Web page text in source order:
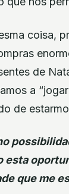
coisa,
de
a
de
esta
que me